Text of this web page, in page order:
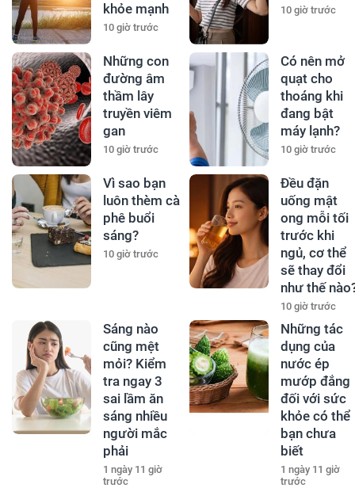
khỏe mạnh
10 giờ trước
10 giờ trước
Những con
đường âm
thầm lây
truyền viêm
gan
10 giờ trước
Có nên mở
quạt cho
thoáng khi
đang bật
máy lạnh?
10 giờ trước
Vì sao bạn
luôn thèm cà
phê buổi
sáng?
10 giờ trước
Đều đặn
uống mật
ong mỗi tối
trước khi
ngủ, cơ thể
sẽ thay đổi
như thế
10 giờ trước
Sáng nào
cũng mệt
mỏi? Kiểm
tra ngay 3
sai lầm ăn
sáng nhiều
người mắc
phải
1 ngày 11 giờ
trước
Những tác
dụng của
nước ép
mướp đắng
đối với sức
khỏe có thể
bạn chưa
biết
1 ngày 11 giờ
trước